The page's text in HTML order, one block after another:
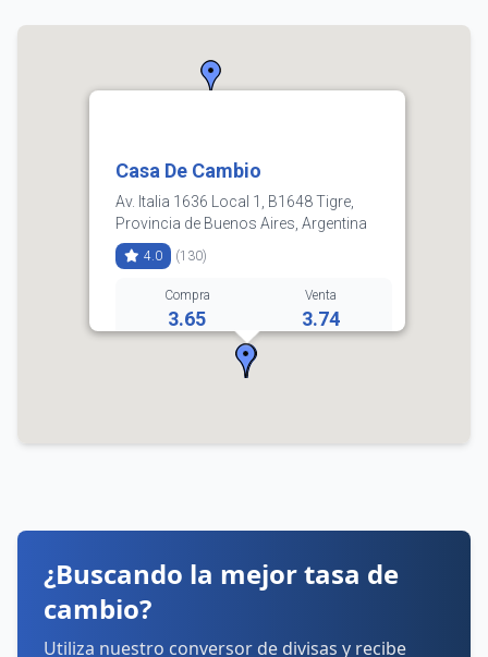
Casa De Cambio
Av. Italia 1636 Local 1, B1648 Tigre,
Provincia de Buenos Aires, Argentina
4.0 (130)
Compra
3.65
Venta
3.74
011 4749-3902
Cómo llegar Ver detalles
¿Buscando la mejor tasa de
cambio?
Utiliza nuestro conversor de divisas y recibe